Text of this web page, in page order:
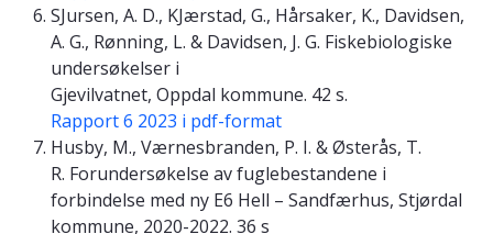
SJursen, A. D., KJærstad, G., Hårsaker, K., Davidsen,
A. G., Rønning, L. & Davidsen, J. G. Fiskebiologiske
undersøkelser i
Gjevilvatnet, Oppdal kommune. 42 s.
Rapport 6 2023 i pdf-format
Husby, M., Værnesbranden, P. I. & Østerås, T.
R. Forundersøkelse av fuglebestandene i
forbindelse med ny E6 Hell – Sandfærhus, Stjørdal
kommune, 2020-2022. 36 s